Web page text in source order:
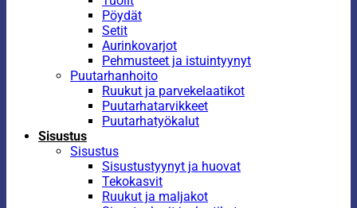
Pöydät
Setit
Aurinkovarjot
Pehmusteet ja istuintyynyt
Puutarhanhoito
Ruukut ja parvekelaatikot
Puutarhatarvikkeet
Puutarhatyökalut
Sisustus
Sisustus
Sisustustyynyt ja huovat
Tekokasvit
Ruukut ja maljakot